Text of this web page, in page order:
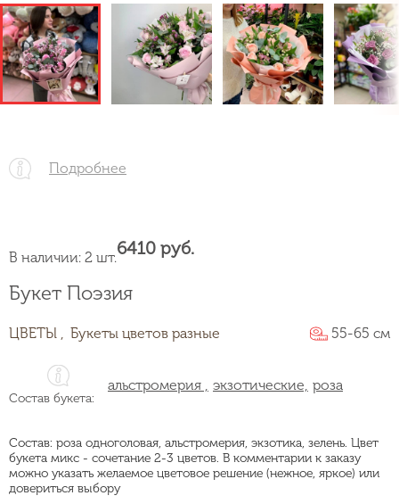
Подробнее
Букет Поэзия
ЦВЕТЫ , Букеты цветов разные 55-65 см
Состав букета:
альстромерия , экзотические, роза
Состав: роза одноголовая, альстромерия, экзотика, зелень. Цвет
букета микс - сочетание 2-3 цветов. В комментарии к заказу
можно указать желаемое цветовое решение (нежное, яркое) или
довериться выбору
В наличии: 2 шт.6410 руб.